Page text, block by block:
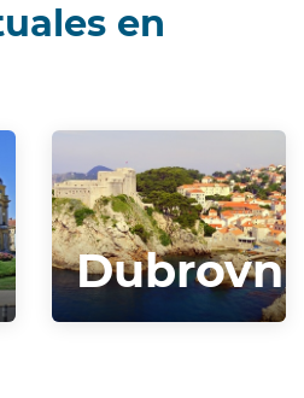
en